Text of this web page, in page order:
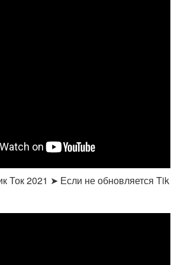
Ток 2021 ➤ Если не обновляется Tik